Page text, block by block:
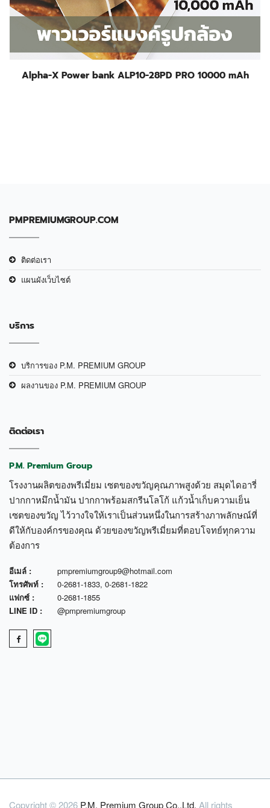
Alpha-X Power bank ALP10-28PD PRO 10000 mAh
PMPREMIUMGROUP.COM
ติดต่อเรา
แผนผังเว็บไซต์
บริการ
บริการของ P.M. PREMIUM GROUP
ผลงานของ P.M. PREMIUM GROUP
ติดต่อเรา
P.M. Premium Group
โรงงานผลิตของพรีเมี่ยม เซตของขวัญคุณภาพสูงด้วย สมุดไดอารี่
ปากกาหมึกน้ำมัน ปากกาพร้อมสกรีนโลโก้ แก้วน้ำเก็บความเย็น
เซตของขวัญ ไว้วางใจให้เราเป็นส่วนหนึ่งในการสร้างภาพลักษณ์ที่
ดีให้กับองค์กรของคุณ ด้วยของขวัญพรีเมี่ยมที่ตอบโจทย์ทุกความ
ต้องการ
อีเมล์ :
pmpremiumgroup9@hotmail.com
โทรศัพท์ :
0-2681-1833, 0-2681-1822
แฟกซ์ :
0-2681-1855
LINE ID :
@pmpremiumgroup
Copyright © 2026 P.M. Premium Group Co.,Ltd. All rights